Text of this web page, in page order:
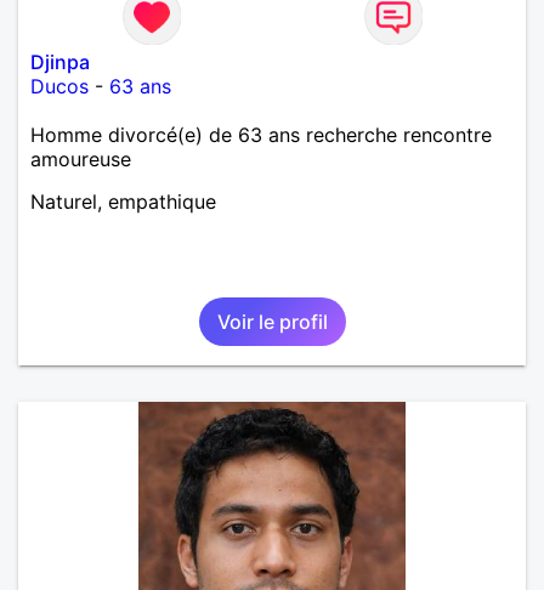
Djinpa
Ducos - 63 ans
Homme divorcé(e) de 63 ans recherche rencontre
amoureuse
Naturel, empathique
Voir le profil